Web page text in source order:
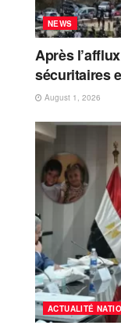
NEWS
Après
sécuritaires
August 1, 2026
ACTUALITÉ